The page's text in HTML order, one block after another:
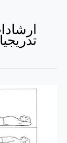
تدريجيا
ارشادات